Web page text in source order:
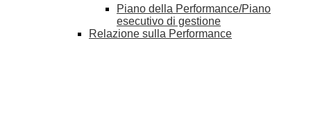
Piano della Performance/Piano
esecutivo di gestione
Relazione sulla Performance